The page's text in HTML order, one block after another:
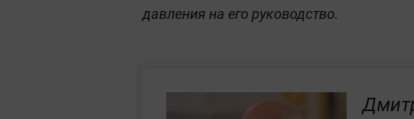
давления на его руководство.